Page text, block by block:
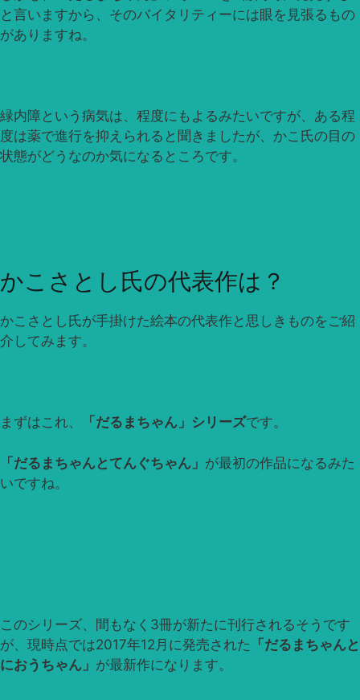
と言いますから、そのバイタリティーには眼を見張るもの
がありますね。
緑内障という病気は、程度にもよるみたいですが、ある程
度は薬で進行を抑えられると聞きましたが、かこ氏の目の
状態がどうなのか気になるところです。
かこさとし氏の代表作は？
かこさとし氏が手掛けた絵本の代表作と思しきものをご紹
介してみます。
まずはこれ、 「だるまちゃん」シリーズです。
「だるまちゃんとてんぐちゃん」 が最初の作品になるみた
いですね。
このシリーズ、間もなく3冊が新たに刊行されるそうです
が、現時点では2017年12月に発売された 「だるまちゃんと
におうちゃん」 が最新作になります。